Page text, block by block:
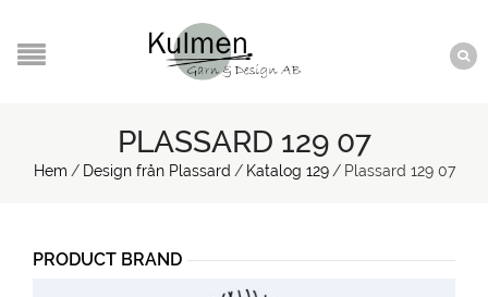
PLASSARD 129 07
Hem / Design från Plassard / Katalog 129 / Plassard 129 07
PRODUCT BRAND